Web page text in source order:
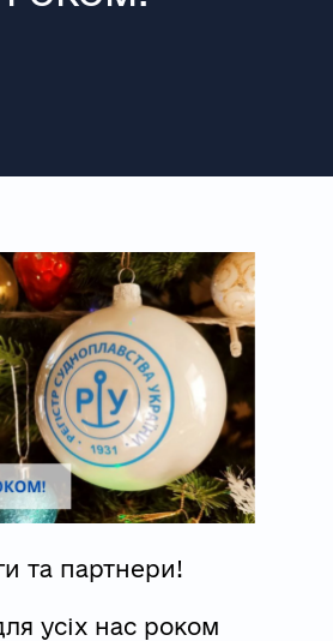
та партнери!
усіх нас роком